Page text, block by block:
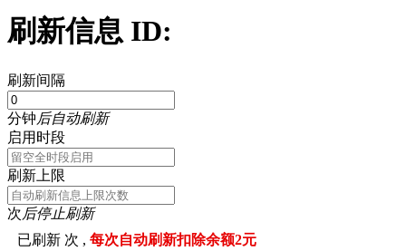
刷新信息 ID:
刷新间隔
分钟后自动刷新
启用时段
刷新上限
次后停止刷新
已刷新 次 ,每次自动刷新扣除余额2元